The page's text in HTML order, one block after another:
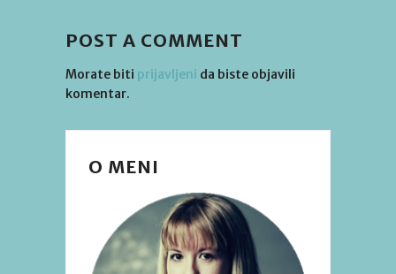
POST A COMMENT
Morate biti prijavljeni da biste objavili
komentar.
O MENI